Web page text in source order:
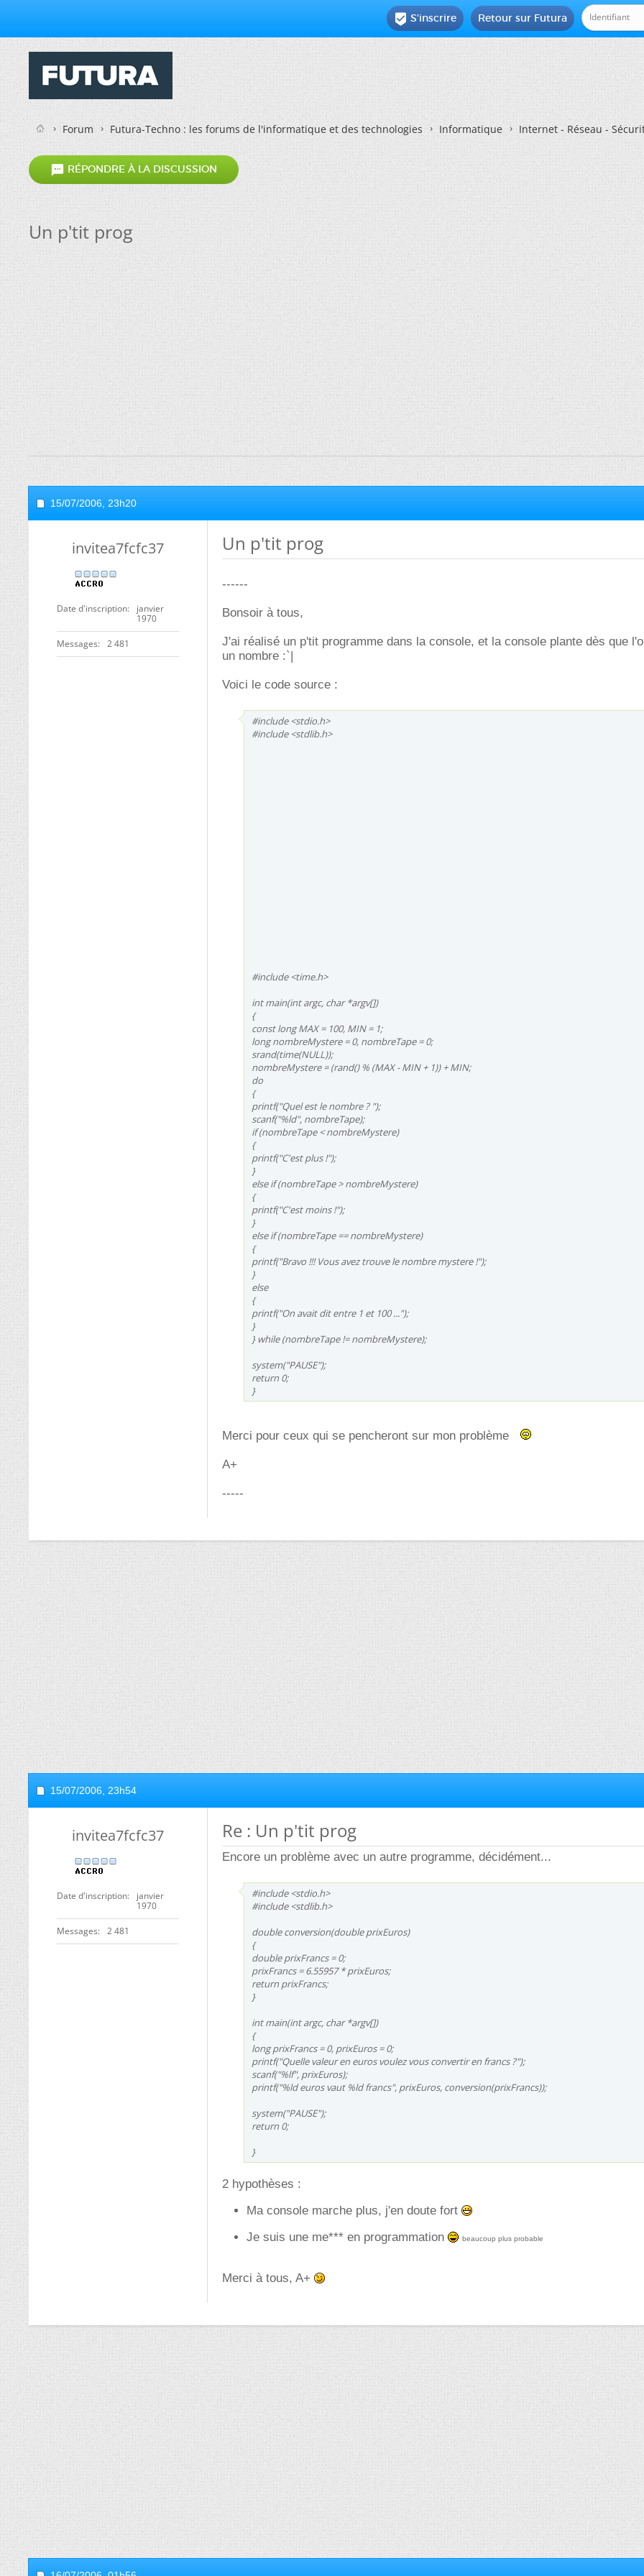
Retour sur Futura
 S'inscrire
Forum Futura-Techno : les forums de l'informatique et des technologies Informatique Internet - Réseau -
 RÉPONDRE À LA DISCUSSION
Un p'tit prog
15/07/2006, 23h20
invitea7fcfc37
Date d'inscription
janvier
1970
Messages 2 481
Un p'tit prog
------
Bonsoir à tous,
J'ai réalisé un p'tit programme dans la console, et la console plante dès que
un nombre :`|
Voici le code source :
#include <stdio.h>
#include <stdlib.h>
#include <time.h>
int main(int argc, char *argv[])
{
const long MAX = 100, MIN = 1;
long nombreMystere = 0, nombreTape = 0;
srand(time(NULL));
nombreMystere = (rand() % (MAX - MIN + 1)) + MIN;
do
{
printf("Quel est le nombre ? ");
scanf("%ld", nombreTape);
if (nombreTape < nombreMystere)
{
printf("C'est plus !");
}
else if (nombreTape > nombreMystere)
{
printf("C'est moins !");
}
else if (nombreTape == nombreMystere)
{
printf("Bravo !!! Vous avez trouve le nombre mystere !");
}
else
{
printf("On avait dit entre 1 et 100 ...");
}
} while (nombreTape != nombreMystere);
system("PAUSE");
return 0;
}
Merci pour ceux qui se pencheront sur mon problème
A+
-----
15/07/2006, 23h54
invitea7fcfc37
Date d'inscription
janvier
1970
Messages 2 481
Re : Un p'tit prog
Encore un problème avec un autre programme, décidément...
#include <stdio.h>
#include <stdlib.h>
double conversion(double prixEuros)
{
double prixFrancs = 0;
prixFrancs = 6.55957 * prixEuros;
return prixFrancs;
}
int main(int argc, char *argv[])
{
long prixFrancs = 0, prixEuros = 0;
printf("Quelle valeur en euros voulez vous convertir en francs ?");
scanf("%lf", prixEuros);
printf("%ld euros vaut %ld francs", prixEuros, conversion(prixFrancs));
system("PAUSE");
return 0;
}
2 hypothèses :
Ma console marche plus, j'en doute fort
Je suis une me*** en programmation
beaucoup plus probable
Merci à tous, A+